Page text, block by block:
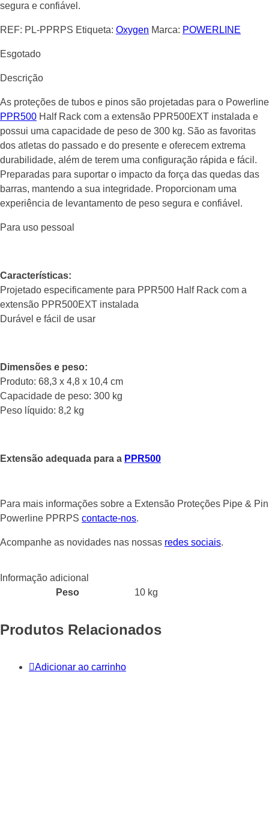
segura e confiável.
REF: PL-PPRPS Etiqueta: Oxygen Marca: POWERLINE
Esgotado
Descrição
As proteções de tubos e pinos são projetadas para o Powerline
PPR500 Half Rack com a extensão PPR500EXT instalada e
possui uma capacidade de peso de 300 kg. São as favoritas
dos atletas do passado e do presente e oferecem extrema
durabilidade, além de terem uma configuração rápida e fácil.
Preparadas para suportar o impacto da força das quedas das
barras, mantendo a sua integridade. Proporcionam uma
experiência de levantamento de peso segura e confiável.
Para uso pessoal
Características:
Projetado especificamente para PPR500 Half Rack com a
extensão PPR500EXT instalada
Durável e fácil de usar
Dimensões e peso:
Produto: 68,3 x 4,8 x 10,4 cm
Capacidade de peso: 300 kg
Peso líquido: 8,2 kg
Extensão adequada para a PPR500
Para mais informações sobre a Extensão Proteções Pipe & Pin
Powerline PPRPS contacte-nos.
Acompanhe as novidades nas nossas redes sociais.
Informação adicional
Peso
10 kg
Produtos Relacionados
Adicionar ao carrinho